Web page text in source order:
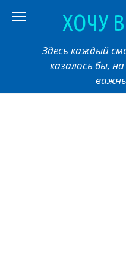
ХОЧУ
Здесь каждый
казалось бы,